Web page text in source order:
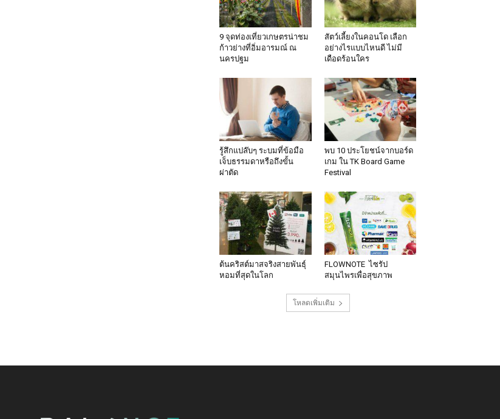
9 จุดท่องเที่ยวเกษตรน่าชม
ก้าวย่างที่อิ่มอารมณ์ ณ
นครปฐม
สัตว์เลี้ยงในคอนโด เลือก
อย่างไรแบบไหนดี ไม่มี
เดือดร้อนใคร
รู้สึกแปล๊บๆ ระบมที่ข้อมือ
เจ็บธรรมดาหรือถึงขั้น
ผ่าตัด
พบ 10 ประโยชน์จากบอร์ด
เกม ใน TK Board Game
Festival
ต้นคริสต์มาสจริงสายพันธุ์
หอมที่สุดในโลก
FLOWNOTE ไซรัป
สมุนไพรเพื่อสุขภาพ
โหลดเพิ่มเติม